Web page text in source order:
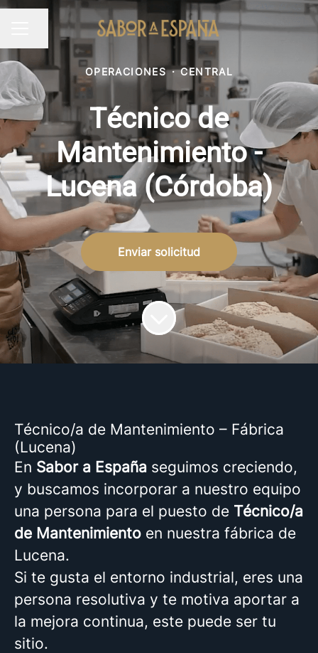
MENÚ DE EMPLEO
Compartir página
OPERACIONES · CENTRAL
Técnico de
Mantenimiento -
Lucena (Córdoba)
Enviar solicitud
Técnico/a de Mantenimiento – Fábrica
(Lucena)
En Sabor a España seguimos creciendo,
y buscamos incorporar a nuestro equipo
una persona para el puesto de Técnico/a
de Mantenimiento en nuestra fábrica de
Lucena.
Si te gusta el entorno industrial, eres una
persona resolutiva y te motiva aportar a
la mejora continua, este puede ser tu
sitio.